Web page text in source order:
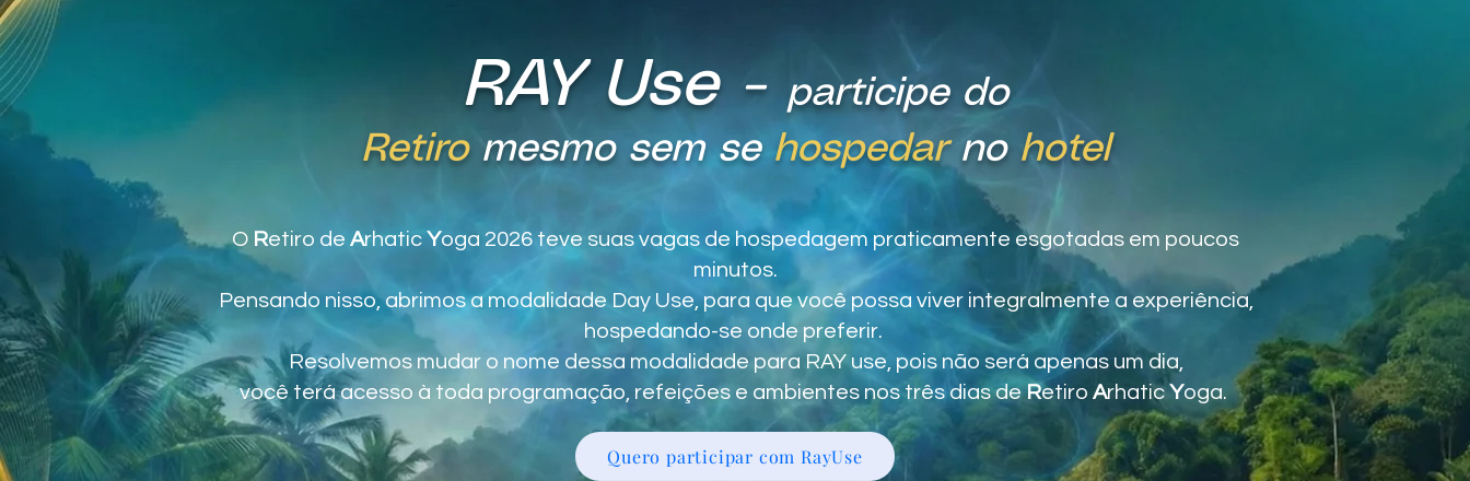
RAY Use -participe do
Retiro mesmo sem sehospedar nohotel
O Retiro de ArhaticYoga 2026 teve suas vagas de hospedagem praticamente esgotadas em poucos
minutos.
Pensando nisso, abrimos a modalidade Day Use, para que você possa viver integralmente a experiência,
hospedando-se onde preferir.
Resolvemos mudar o nome dessa modalidade para RAY use, pois não será apenas um dia,
você terá acesso à toda programação, refeições e ambientes nos três dias deRetiro Arhatic Yoga.
Quero participar com RayUse